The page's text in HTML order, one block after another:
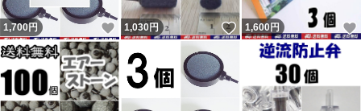
1,700円 いいね！
1,030円 いいね！
1,600円